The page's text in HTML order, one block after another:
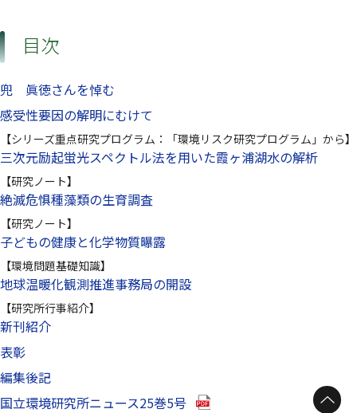
目次
兜 眞徳さんを悼む
感受性要因の解明にむけて
【シリーズ重点研究プログラム：「環境リスク研究プログラム」から】
三次元励起蛍光スペクトル法を用いた霞ヶ浦湖水の解析
【研究ノート】
絶滅危惧種藻類の生育調査
【研究ノート】
子どもの健康と化学物質曝露
【環境問題基礎知識】
地球温暖化観測推進事務局の開設
【研究所行事紹介】
新刊紹介
表彰
編集後記
国立環境研究所ニュース25巻5号（別ウインドウで開きます）